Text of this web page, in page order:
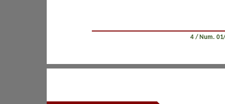
Revista Científica Zambos / Vol. 04